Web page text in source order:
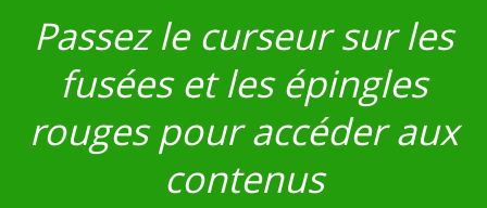
Passez le curseur sur les
fusées et les épingles
rouges pour accéder aux
contenus